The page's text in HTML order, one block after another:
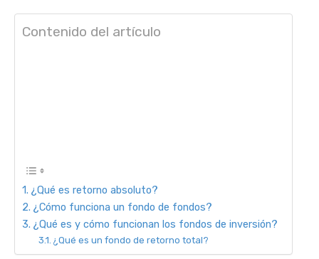
Contenido del artículo
¿Qué es retorno absoluto?
¿Cómo funciona un fondo de fondos?
¿Qué es y cómo funcionan los fondos de inversión?
¿Qué es un fondo de retorno total?